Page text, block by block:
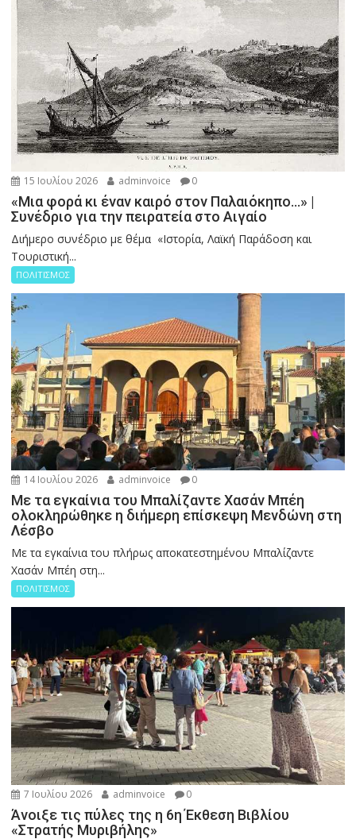
15 Ιουλίου 2026 adminvoice 0
«Μια φορά κι έναν καιρό στον Παλαιόκηπο…» |
Συνέδριο για την πειρατεία στο Αιγαίο
Διήμερο συνέδριο με θέμα «Ιστορία, Λαϊκή Παράδοση και
Τουριστική...
ΠΟΛΙΤΙΣΜΟΣ
14 Ιουλίου 2026 adminvoice 0
Με τα εγκαίνια του Μπαλίζαντε Χασάν Μπέη
ολοκληρώθηκε η διήμερη επίσκεψη Μενδώνη στη
Λέσβο
Με τα εγκαίνια του πλήρως αποκατεστημένου Μπαλίζαντε
Χασάν Μπέη στη...
ΠΟΛΙΤΙΣΜΟΣ
7 Ιουλίου 2026 adminvoice 0
Άνοιξε τις πύλες της η 6η Έκθεση Βιβλίου
«Στρατής Μυριβήλης»